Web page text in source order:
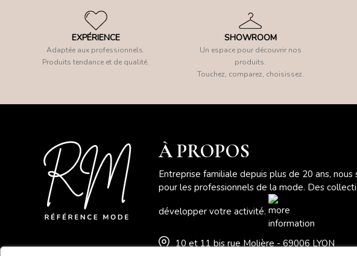
EXPÉRIENCE
Adaptée aux professionnels.
Produits tendance et de qualité.
SHOWROOM
Un espace pour découvrir nos
produits.
Touchez, comparez, choisissez.
À PROPOS
Entreprise familiale depuis plus de 20 ans,
pour les professionnels de la mode. Des
développer votre activité.
10 et 11 bis rue Molière - 69006 LYON